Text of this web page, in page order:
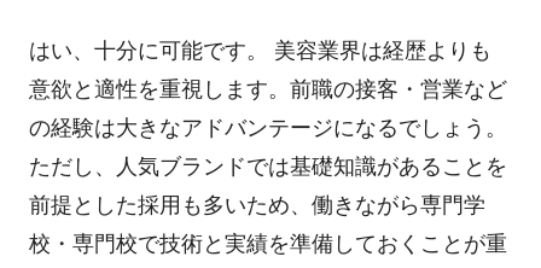
はい、十分に可能です。 美容業界は経歴よりも
意欲と適性を重視します。前職の接客・営業など
の経験は大きなアドバンテージになるでしょう。
ただし、人気ブランドでは基礎知識があることを
前提とした採用も多いため、働きながら専門学
校・専門校で技術と実績を準備しておくことが重